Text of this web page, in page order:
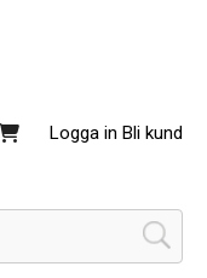
Logga in Bli kund